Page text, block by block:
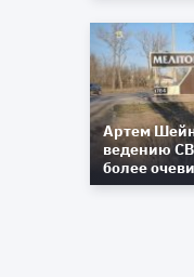
Артем
ведению
более